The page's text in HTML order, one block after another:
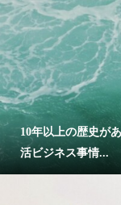
10年以上の歴史が
活ビジネス事情...